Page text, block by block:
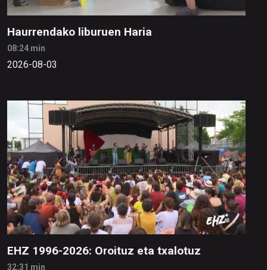
Haurrendako liburuen Haria
08:24 min
2026-08-03
EHZ 1996-2026: Oroituz eta txalotuz
32:31 min